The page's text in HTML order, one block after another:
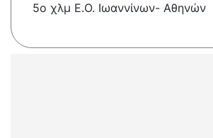
5ο χλμ Ε.Ο. Ιωαννίνων- Αθηνών